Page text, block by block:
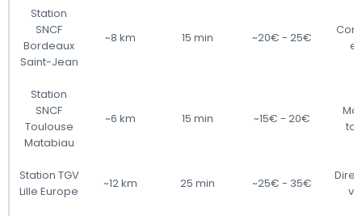
Station
SNCF
Bordeaux
Saint-Jean
~8 km 15 min ~20€ - 25€
Station
SNCF
Toulouse
Matabiau
~6 km 15 min ~15€ - 20€
Station TGV
Lille Europe
~12 km 25 min ~25€ - 35€